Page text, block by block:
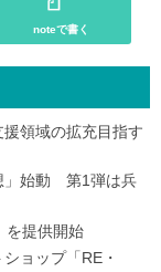
noteで書く
領域の拡充目指す
」始動 第1弾は兵
を提供開始
ョップ「RE・